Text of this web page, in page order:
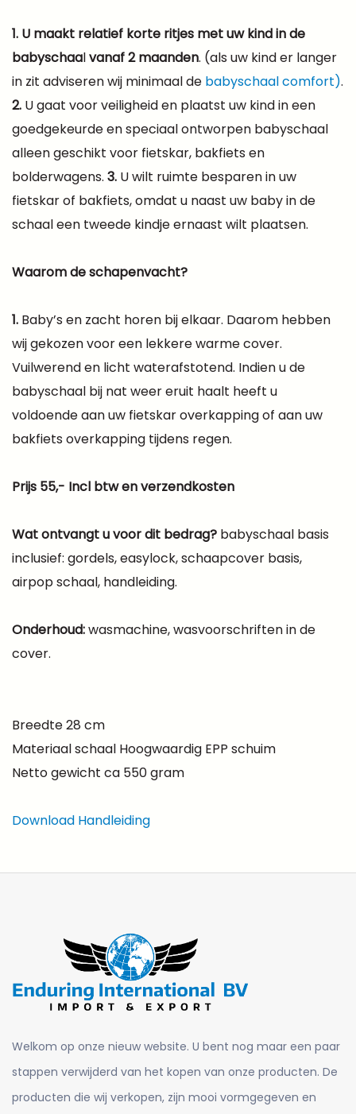
1. U maakt relatief korte ritjes met uw kind in de
babyschaalvanaf 2 maanden. (als uw kind er langer
in zit adviseren wij minimaal de babyschaal comfort).
2. U gaat voor veiligheid en plaatst uw kind in een
goedgekeurde en speciaal ontworpen babyschaal
alleen geschikt voor fietskar, bakfiets en
bolderwagens. 3. U wilt ruimte besparen in uw
fietskar of bakfiets, omdat u naast uw baby in de
schaal een tweede kindje ernaast wilt plaatsen.
Waarom de schapenvacht?
1. Baby’s en zacht horen bij elkaar. Daarom hebben
wij gekozen voor een lekkere warme cover.
Vuilwerend en licht waterafstotend. Indien u de
babyschaal bij nat weer eruit haalt heeft u
voldoende aan uw fietskar overkapping of aan uw
bakfiets overkapping tijdens regen.
Prijs 55,- Incl btw en verzendkosten
Wat ontvangt u voor dit bedrag? babyschaal basis
inclusief: gordels, easylock, schaapcover basis,
airpop schaal, handleiding.
Onderhoud:wasmachine, wasvoorschriften in de
cover.
Breedte 28 cm
Materiaal schaal Hoogwaardig EPP schuim
Netto gewicht ca 550 gram
Download Handleiding
Welkom op onze nieuw website. U bent nog maar een paar
stappen verwijderd van het kopen van onze producten. De
producten die wij verkopen, zijn mooi vormgegeven en